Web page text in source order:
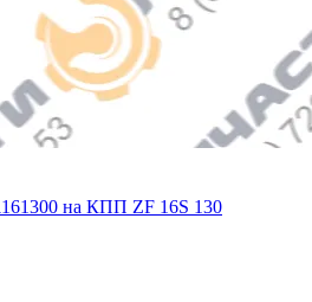
на КПП ZF 16S 130